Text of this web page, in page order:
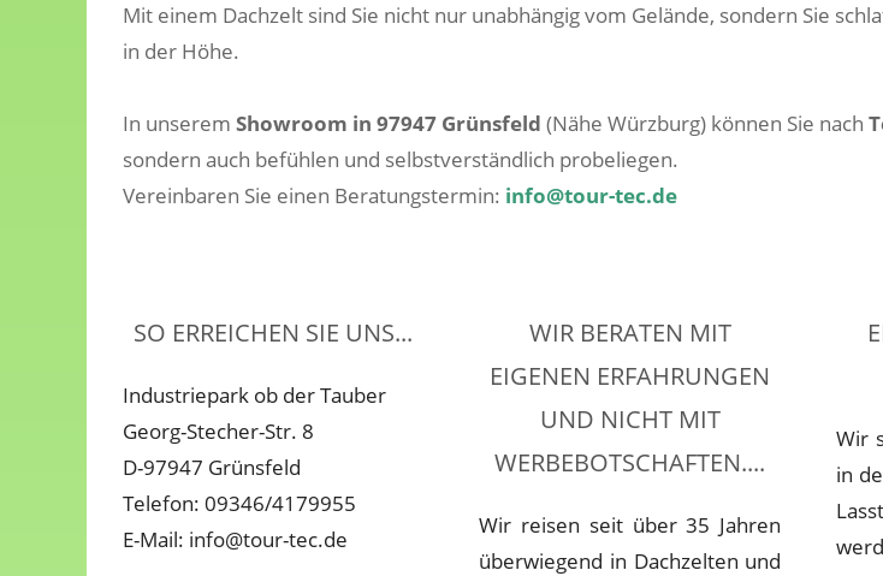
Mit einem Dachzelt sind Sie nicht nur unabhängig vom Gelände, sondern Sie
in der Höhe.
In unserem Showroom in 97947 Grünsfeld (Nähe Würzburg) können Sie nach
sondern auch befühlen und selbstverständlich probeliegen.
Vereinbaren Sie einen Beratungstermin: info@tour-tec.de
SO ERREICHEN SIE UNS...
Industriepark ob der Tauber
Georg-Stecher-Str. 8
D-97947 Grünsfeld
Telefon: 09346/4179955
E-Mail: info@tour-tec.de
WIR BERATEN MIT
EIGENEN ERFAHRUNGEN
UND NICHT MIT
WERBEBOTSCHAFTEN....
Wir reisen seit über 35 Jahren
überwiegend in Dachzelten und
Wir
in